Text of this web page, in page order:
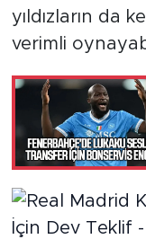
yıldızların da
verimli